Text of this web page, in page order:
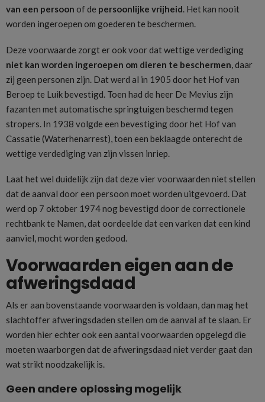
van een persoon of de persoonlijke vrijheid. Het kan nooit
worden ingeroepen om goederen te beschermen.
Deze voorwaarde zorgt er ook voor dat wettige verdediging
niet kan worden ingeroepen om dieren te beschermen, daar
zij geen personen zijn. Dat werd al in 1905 door het Hof van
Beroep te Luik bevestigd. Toen had de heer De Mevius zijn
fazanten met automatische springtuigen beschermd tegen
stropers. In 1938 volgde een bevestiging door het Hof van
Cassatie (Waterhenarrest), toen een beklaagde onterecht de
wettige verdediging van zijn vissen inriep.
Laat het wel duidelijk zijn dat deze vier voorwaarden niet stellen
dat de aanval door een persoon moet worden uitgevoerd. Dat
werd op 7 oktober 1974 nog bevestigd door de correctionele
rechtbank te Namen, dat oordeelde dat een varken dat een kind
aanviel, mocht worden gedood.
Voorwaarden eigen aan de
afweringsdaad
Als er aan bovenstaande voorwaarden is voldaan, dan mag het
slachtoffer afweringsdaden stellen om de aanval af te slaan. Er
worden hier echter ook een aantal voorwaarden opgelegd die
moeten waarborgen dat de afweringsdaad niet verder gaat dan
wat strikt noodzakelijk is.
Geen andere oplossing mogelijk